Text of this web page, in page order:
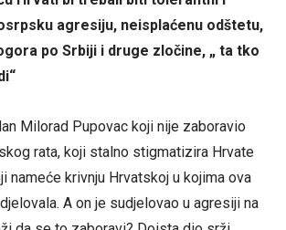
agresiju, neisplaćenu odštetu,
po Srbiji i druge zločine, „ ta tko
Milorad Pupovac koji nije zaboravio
rata, koji stalno stigmatizira Hrvate
nameće krivnju Hrvatskoj u kojima ova
A on je sudjelovao u agresiji na